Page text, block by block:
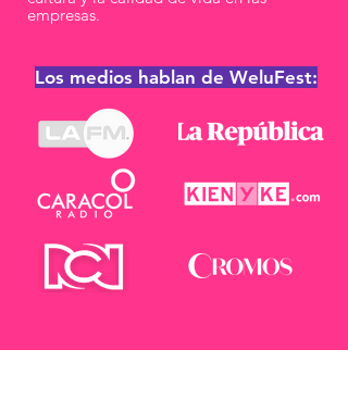
empresas.
Los medios hablan de WeluFest: